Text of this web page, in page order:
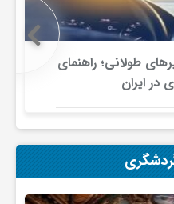
طولانی؛ راهنمای
در ایران